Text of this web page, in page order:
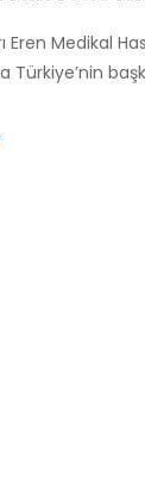
Eren Medikal
Türkiye’nin